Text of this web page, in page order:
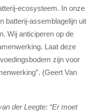
ecosysteem. In onze
batterij-assemblagelijn uit
Wij anticiperen op de
Laat deze
zijn voor
(Geert Van
der Leegte: “Er moet